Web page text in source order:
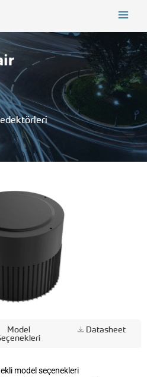
Model Datasheet
model seçenekleri